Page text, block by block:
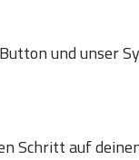
und unser
Schritt auf